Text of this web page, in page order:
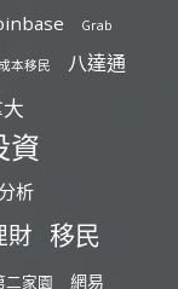
Grab
本移民 八達通
資
析
財 移民
二家園 網易